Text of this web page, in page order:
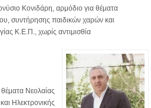
Κονιδάρη, αρμόδιο για θέματα
συντήρησης παιδικών χαρών και
Κ.Ε.Π., χωρίς αντιμισθία
Νεολαίας
Ηλεκτρονικής